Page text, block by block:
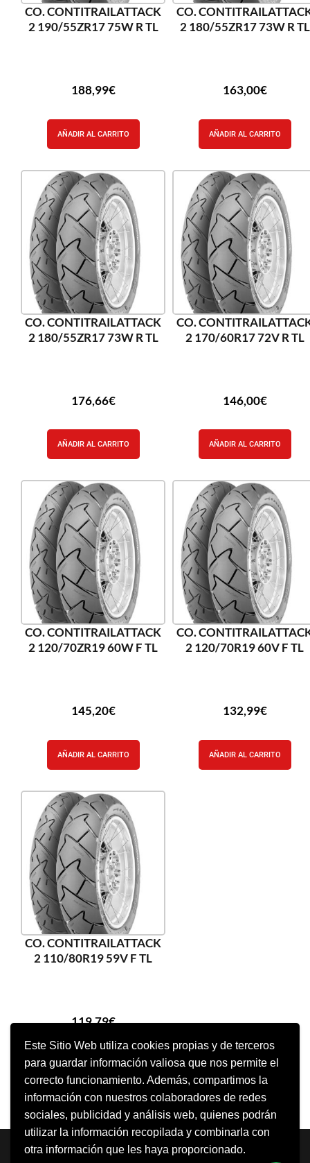
Este Sitio Web utiliza cookies propias y de terceros
para guardar información valiosa que nos permite el
correcto funcionamiento. Además, compartimos la
información con nuestros colaboradores de redes
sociales, publicidad y análisis web, quienes podrán
utilizar la información recopilada y combinarla con
otra información que les haya proporcionado.
CO. CONTITRAILATTACK
2 190/55ZR17 75W R TL
188,99€
AÑADIR AL CARRITO
CO.
2 180/55ZR17 73W R TL
163,00€
AÑADIR AL CARRITO
CO. CONTITRAILATTACK
2 180/55ZR17 73W R TL
176,66€
AÑADIR AL CARRITO
CO.
2 170/60R17 72V R TL
146,00€
AÑADIR AL CARRITO
CO. CONTITRAILATTACK
2 120/70ZR19 60W F TL
145,20€
AÑADIR AL CARRITO
CO.
2 120/70R19 60V F TL
132,99€
AÑADIR AL CARRITO
CO. CONTITRAILATTACK
2 110/80R19 59V F TL
119,79€
AÑADIR AL CARRITO
Neve | Funciona gracias a WordPress